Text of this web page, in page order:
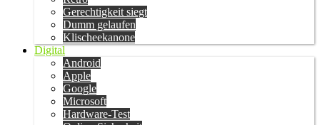
Gerechtigkeit siegt
Dumm gelaufen
Klischeekanone
Digital
Android
Apple
Google
Microsoft
Hardware-Test